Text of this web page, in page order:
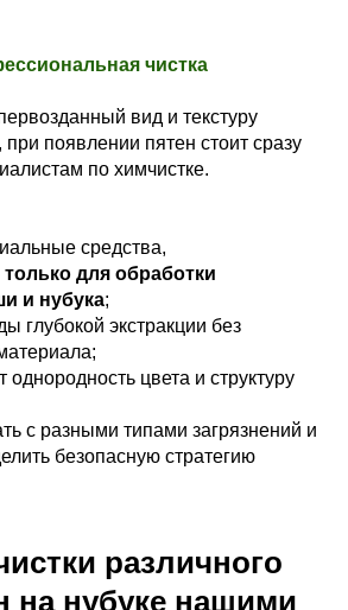
чистка
вид и текстуру
при появлении пятен стоит сразу
по химчистке.
средства,
только для обработки
и нубука;
глубокой экстракции без
однородность цвета и структуру
с разными типами загрязнений и
безопасную стратегию
различного
на нубуке нашими